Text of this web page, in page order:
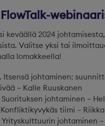
keväällä 2024
Valitse yksi tai
lomakkeella!
Itsensä johtaminen:
– Kalle Ruuskanen
Suorituksen johtaminen –
Konfliktikyvykäs tiimi –
Yrityskulttuurin johtaminen –